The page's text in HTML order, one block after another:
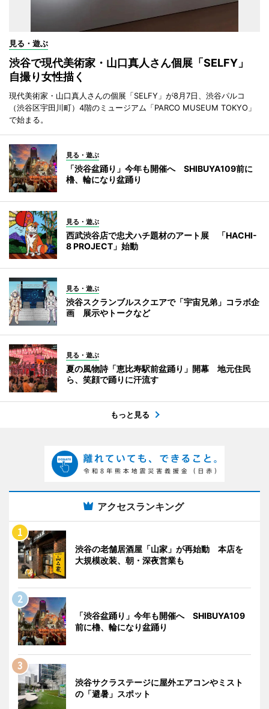
見る・遊ぶ
渋谷で現代美術家・山口真人さん個展「SELFY」
自撮り女性描く
現代美術家・山口真人さんの個展「SELFY」が8月7日、渋谷パルコ
（渋谷区宇田川町）4階のミュージアム「PARCO MUSEUM TOKYO」
で始まる。
見る・遊ぶ
「渋谷盆踊り」今年も開催へ SHIBUYA109前に
櫓、輪になり盆踊り
見る・遊ぶ
西武渋谷店で忠犬ハチ題材のアート展 「HACHI-
8 PROJECT」始動
見る・遊ぶ
渋谷スクランブルスクエアで「宇宙兄弟」コラボ企
画 展示やトークなど
見る・遊ぶ
夏の風物詩「恵比寿駅前盆踊り」開幕 地元住民
ら、笑顔で踊りに汗流す
もっと見る
アクセスランキング
渋谷の老舗居酒屋「山家」が再始動 本店を
大規模改装、朝・深夜営業も
「渋谷盆踊り」今年も開催へ SHIBUYA109
前に櫓、輪になり盆踊り
渋谷サクラステージに屋外エアコンやミスト
の「避暑」スポット